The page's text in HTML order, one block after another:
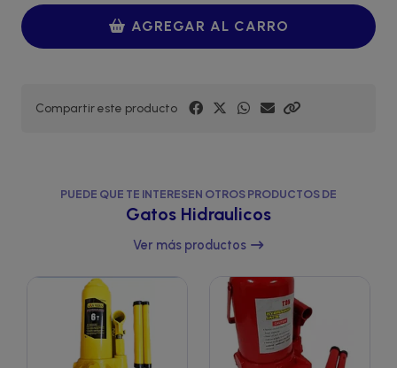
AGREGAR AL CARRO
Compartir este producto
PUEDE QUE TE INTERESEN OTROS PRODUCTOS DE
Gatos Hidraulicos
Ver más productos